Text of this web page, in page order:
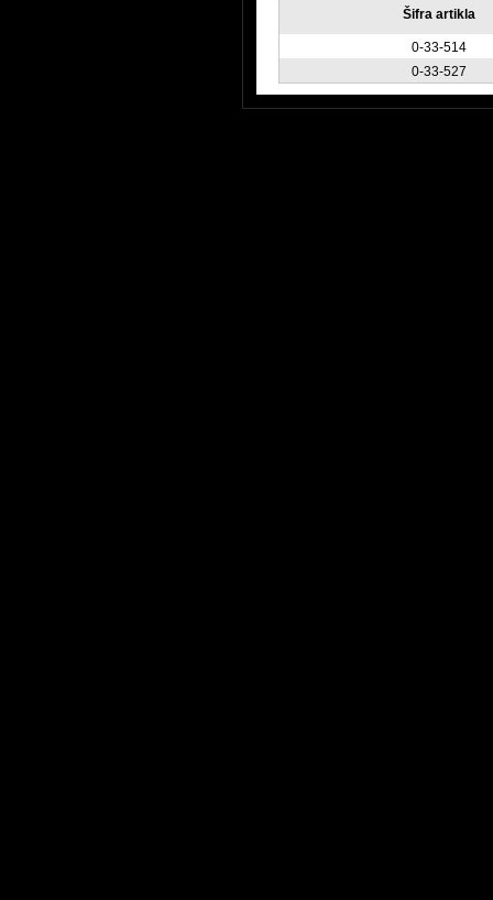
Šifra artikla
0-33-514
0-33-527